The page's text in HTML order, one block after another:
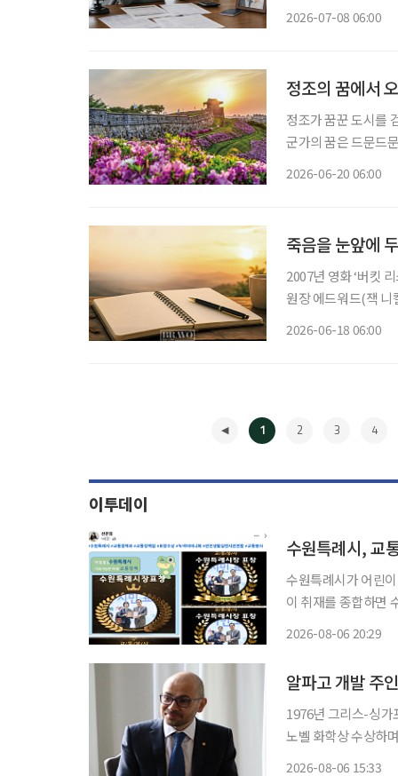
2026-07-08 06:00
정조의 꿈에서
정조가 꿈꾼 도시를
군가의 꿈은 드문드
2026-06-20 06:00
죽음을 눈앞에
2007년 영화 ‘버킷
원장 에드워드(잭 니
2026-06-18 06:00
1 2 3 4
이투데이
수원특례시, 교
수원특례시가 어린이
이 취재를 종합하면
2026-08-06 20:29
알파고 개발 주
1976년 그리스-싱가
노벨 화학상 수상하며 얼
2026-08-06 15:33